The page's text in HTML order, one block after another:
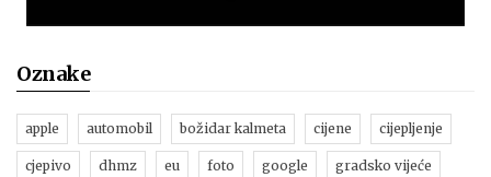
Oznake
apple automobil božidar kalmeta cijene cijepljenje
cjepivo dhmz eu foto google gradsko vijeće